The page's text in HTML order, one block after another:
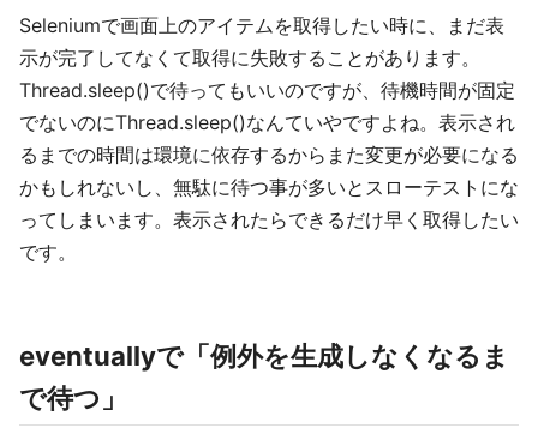
Seleniumで画面上のアイテムを取得したい時に、まだ表
示が完了してなくて取得に失敗することがあります。
Thread.sleep()で待ってもいいのですが、待機時間が固定
でないのにThread.sleep()なんていやですよね。表示され
るまでの時間は環境に依存するからまた変更が必要になる
かもしれないし、無駄に待つ事が多いとスローテストにな
ってしまいます。表示されたらできるだけ早く取得したい
です。
eventuallyで「例外を生成しなくなるま
で待つ」